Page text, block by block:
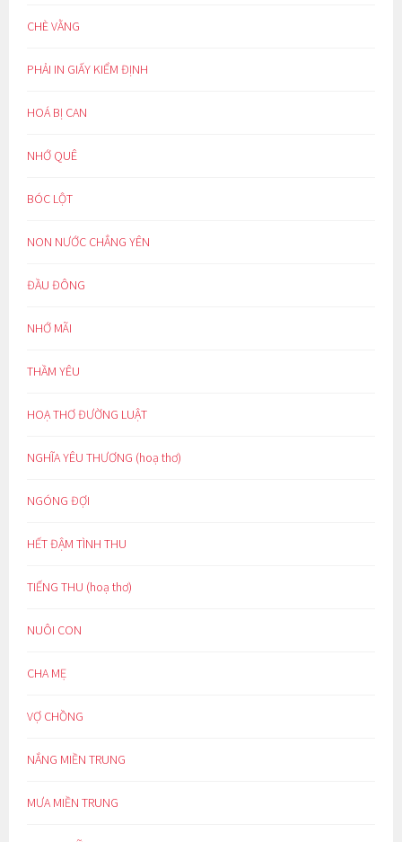
CHÈ VẰNG
PHẢI IN GIẤY KIỂM ĐỊNH
HOÁ BỊ CAN
NHỚ QUÊ
BÓC LỘT
NON NƯỚC CHẲNG YÊN
ĐẦU ĐÔNG
NHỚ MÃI
THẦM YÊU
HOẠ THƠ ĐƯỜNG LUẬT
NGHĨA YÊU THƯƠNG (hoạ thơ)
NGÓNG ĐỢI
HẾT ĐẬM TÌNH THU
TIẾNG THU (hoạ thơ)
NUÔI CON
CHA MẸ
VỢ CHỒNG
NẮNG MIỀN TRUNG
MƯA MIỀN TRUNG